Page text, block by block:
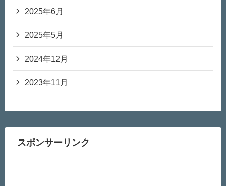
2025年6月
2025年5月
2024年12月
2023年11月
スポンサーリンク